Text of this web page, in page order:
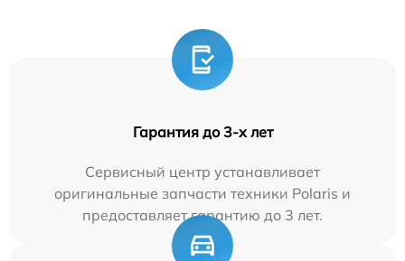
Гарантия до 3-х лет
Сервисный центр устанавливает
оригинальные запчасти техники Polaris и
предоставляет гарантию до 3 лет.